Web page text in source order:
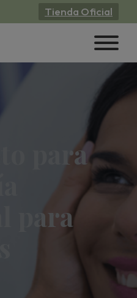
Tienda Oficial
para
para